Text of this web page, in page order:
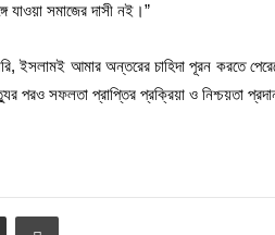
যাওয়া সমাজের দাসী নই।”
ইসলামই আমার অন্তরের চাহিদা পূরন করতে
পরও সফলতা প্রাপ্তির প্রক্রিয়া ও নিশ্চয়তা
Share via Email Print